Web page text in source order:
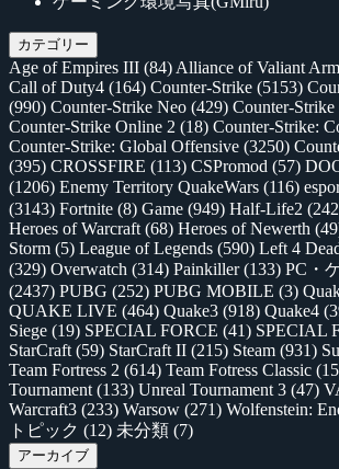
カテゴリー
Age of Empires III (84) Alliance of Valiant
Call of Duty4 (164) Counter-Strike (5153)
(990) Counter-Strike Neo (429) Counter-
Counter-Strike Online 2 (18) Counter-Strike:
Counter-Strike: Global Offensive (3250)
(395) CROSSFIRE (113) CSPromod (57)
(1206) Enemy Territory QuakeWars (116)
(3143) Fortnite (8) Game (949) Half-Life2
Heroes of Warcraft (68) Heroes of Newerth
Storm (5) League of Legends (590) Left 4
(329) Overwatch (314) Painkiller(133) PC・
(2437) PUBG (252) PUBG MOBILE (3)
QUAKE LIVE (464) Quake3 (918) Quake4
Siege (19) SPECIAL FORCE (41) SPECIAL
StarCraft (59) StarCraft II (215) Steam (931)
Team Fortress 2 (614) Team Fotress Classic
Tournament (133) Unreal Tournament 3 (47)
Warcraft3 (233) Warsow (271) Wolfenstein:
トピック (12) 未分類 (7)
アーカイブ